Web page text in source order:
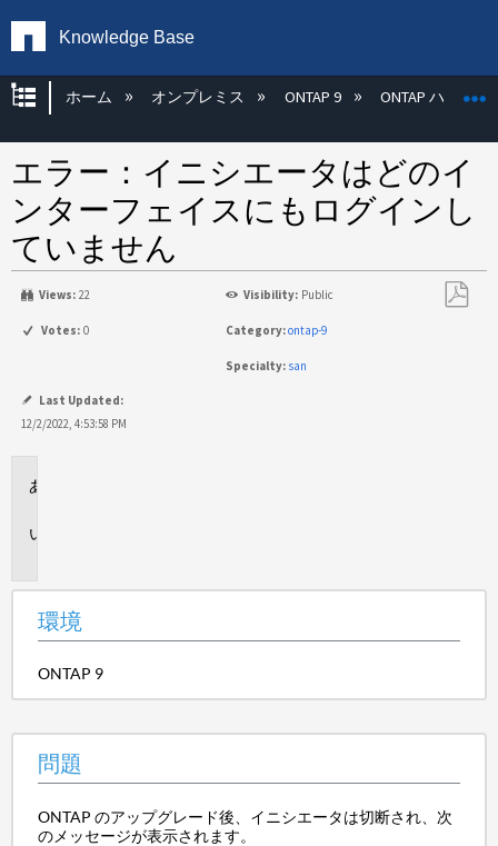
Knowledge Base
グローバル階層を展開/折りたたむ
ホーム オンプレミス ONTAP 9 ONTAP ハード
エラー：イニシエータはどのイ
ンターフェイスにもログインし
ていません
Views: 22 Visibility: Public
Votes: 0 Category:ontap-9
Specialty: san
Last Updated:
12/2/2022, 4:53:58 PM
環境
ONTAP 9
問題
ONTAP のアップグレード後、イニシエータは切断され、次
のメッセージが表示されます。